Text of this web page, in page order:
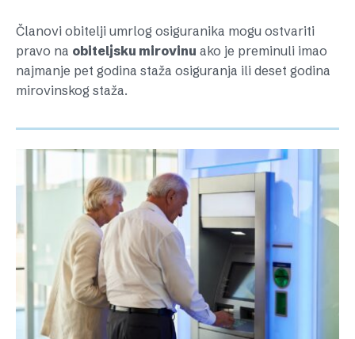
Članovi obitelji umrlog osiguranika mogu ostvariti
pravo na obiteljsku mirovinu ako je preminuli imao
najmanje pet godina staža osiguranja ili deset godina
mirovinskog staža.